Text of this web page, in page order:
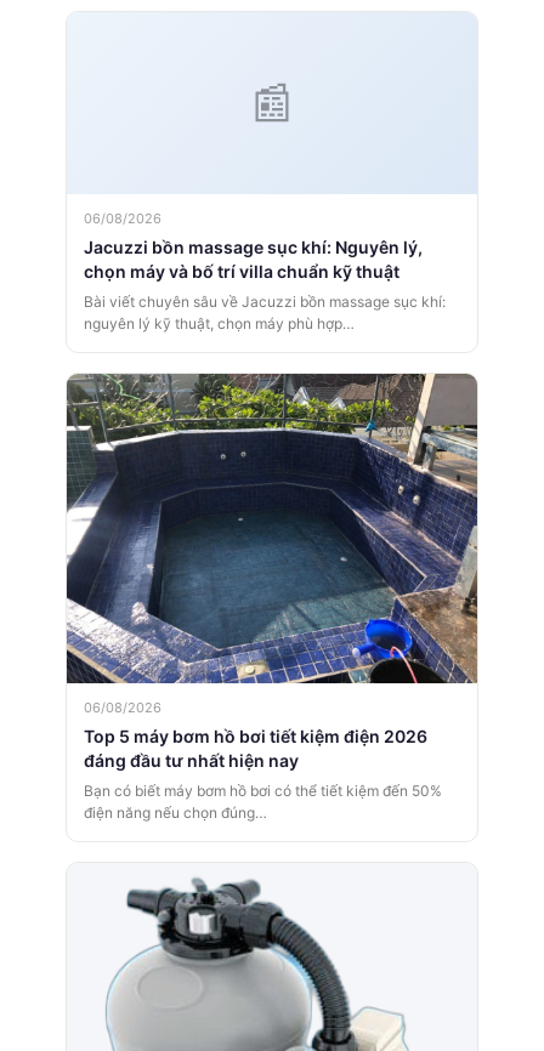
06/08/2026
Jacuzzi bồn massage sục khí: Nguyên lý,
chọn máy và bố trí villa chuẩn kỹ thuật
Bài viết chuyên sâu về Jacuzzi bồn massage sục khí:
06/08/2026
Top 5 máy bơm hồ bơi tiết kiệm điện 2026
đáng đầu tư nhất hiện nay
Bạn có biết máy bơm hồ bơi có thể tiết kiệm đến 50%